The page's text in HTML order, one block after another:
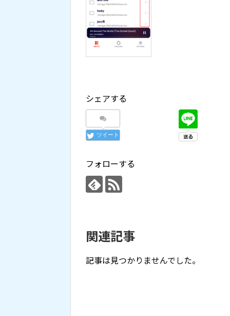
シェアする
ツイート
フォローする
関連記事
記事は見つかりませんでした。